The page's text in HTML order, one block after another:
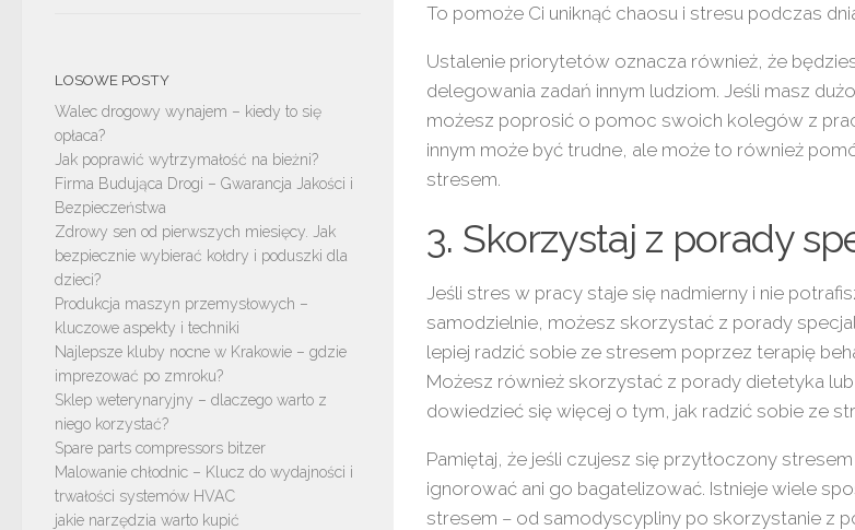
To pomoże Ci uniknąć chaosu i stresu podczas
Ustalenie priorytetów oznacza również, że
delegowania zadań innym ludziom. Jeśli masz
możesz poprosić o pomoc swoich kolegów z
innym może być trudne, ale może to również
stresem.
3. Skorzystaj z porady
Jeśli stres w pracy staje się nadmierny i nie
samodzielnie, możesz skorzystać z porady
lepiej radzić sobie ze stresem poprzez terapię
Możesz również skorzystać z porady dietetyka
dowiedzieć się więcej o tym, jak radzić sobie ze
Pamiętaj, że jeśli czujesz się przytłoczony
ignorować ani go bagatelizować. Istnieje wiele
stresem – od samodyscypliny po skorzystanie z
LOSOWE POSTY
Walec drogowy wynajem – kiedy to się
opłaca?
Jak poprawić wytrzymałość na bieżni?
Firma Budująca Drogi – Gwarancja Jakości i
Bezpieczeństwa
Zdrowy sen od pierwszych miesięcy. Jak
bezpiecznie wybierać kołdry i poduszki dla
dzieci?
Produkcja maszyn przemysłowych –
kluczowe aspekty i techniki
Najlepsze kluby nocne w Krakowie – gdzie
imprezować po zmroku?
Sklep weterynaryjny – dlaczego warto z
niego korzystać?
Spare parts compressors bitzer
Malowanie chłodnic – Klucz do wydajności i
trwałości systemów HVAC
jakie narzędzia warto kupić